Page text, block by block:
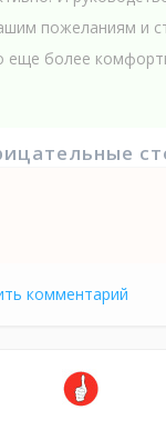
пожеланиям и
еще более
комментарий